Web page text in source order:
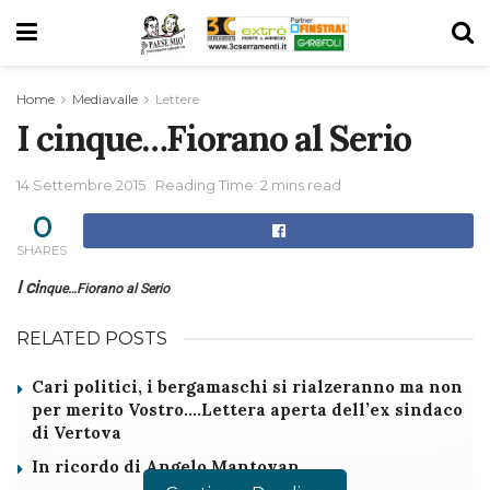
Home Mediavalle Lettere
I cinque…Fiorano al Serio
14 Settembre 2015 Reading Time: 2 mins read
0
SHARES
I cinque…Fiorano al Serio
RELATED POSTS
Cari politici, i bergamaschi si rialzeranno ma non
per merito Vostro….Lettera aperta dell’ex sindaco
di Vertova
In ricordo di Angelo Mantovan